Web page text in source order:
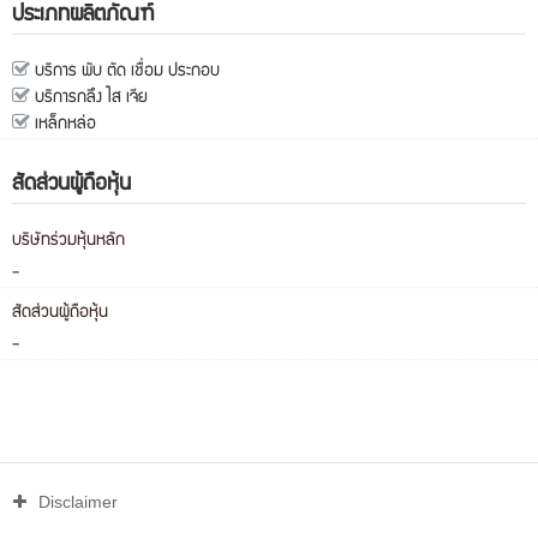
ประเภทผลิตภัณฑ์
บริการ พับ ตัด เชื่อม ประกอบ
บริการกลึง ไส เจีย
เหล็กหล่อ
สัดส่วนผู้ถือหุ้น
บริษัทร่วมหุ้นหลัก
-
สัดส่วนผู้ถือหุ้น
-
Disclaimer